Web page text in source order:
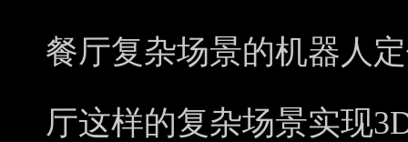
餐厅复杂场景的机器人
厅这样的复杂场景实现